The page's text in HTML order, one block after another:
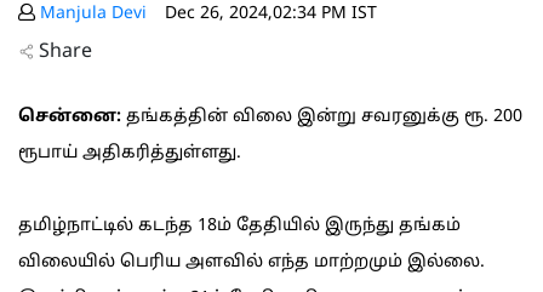
Manjula Devi Dec 26, 2024,02:34 PM IST
Share
சென்னை: தங்கத்தின் விலை இன்று சவரனுக்கு ரூ. 200
ரூபாய் அதிகரித்துள்ளது.
தமிழ்நாட்டில் கடந்த 18ம் தேதியில் இருந்து தங்கம்
விலையில் பெரிய அளவில் எந்த மாற்றமும் இல்லை.